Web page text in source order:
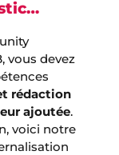
vous devez
rédaction
ajoutée.
voici notre